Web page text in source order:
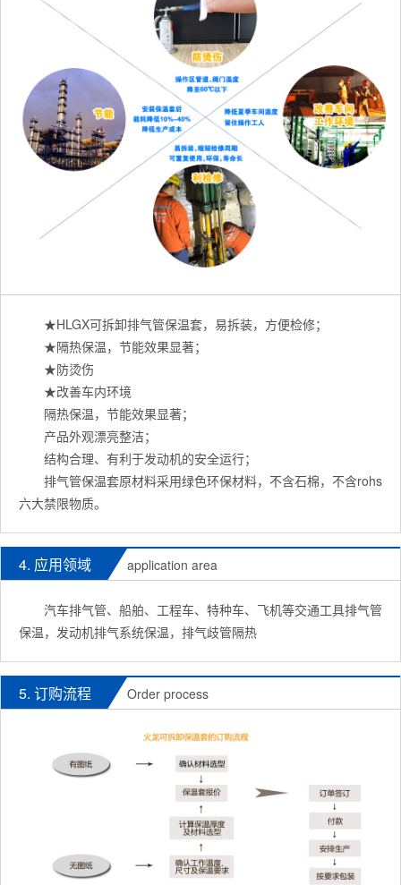
★HLGX可拆卸排气管保温套，易拆装，方便检修；
★隔热保温，节能效果显著；
★防烫伤
★改善车内环境
隔热保温，节能效果显著；
产品外观漂亮整洁；
结构合理、有利于发动机的安全运行；
排气管保温套原材料采用绿色环保材料，不含石棉，不含rohs
六大禁限物质。
4. 应用领域 application area
汽车排气管、船舶、工程车、特种车、飞机等交通工具排气管
保温，发动机排气系统保温，排气歧管隔热
5. 订购流程 Order process